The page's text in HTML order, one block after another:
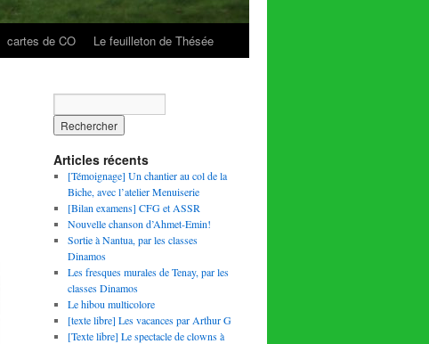
cartes de CO Le feuilleton de Thésée
Articles récents
[Témoignage] Un chantier au col de la
Biche, avec l’atelier Menuiserie
[Bilan examens] CFG et ASSR
Nouvelle chanson d’Ahmet-Emin!
Sortie à Nantua, par les classes
Dinamos
Les fresques murales de Tenay, par les
classes Dinamos
Le hibou multicolore
[texte libre] Les vacances par Arthur G
[Texte libre] Le spectacle de clowns à